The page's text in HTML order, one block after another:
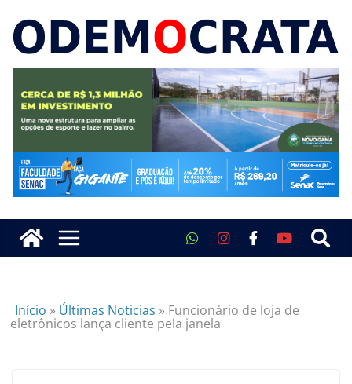
Início » Últimas Noticias » Funcionário de loja de
eletrônicos lança cliente pela janela